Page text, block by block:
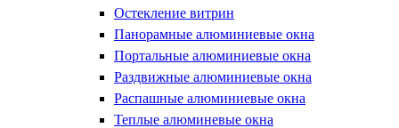
Остекление витрин
Панорамные алюминиевые окна
Портальные алюминиевые окна
Раздвижные алюминиевые окна
Распашные алюминиевые окна
Теплые алюминевые окна